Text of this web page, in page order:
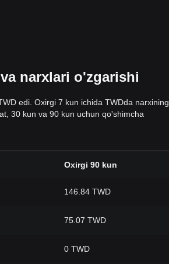
narxlari o'zgarishi
edi. Oxirgi 7 kun ichida TWDda narxining
30 kun va 90 kun uchun qo'shimcha
Oxirgi 90 kun
146.84 TWD
75.07 TWD
0 TWD